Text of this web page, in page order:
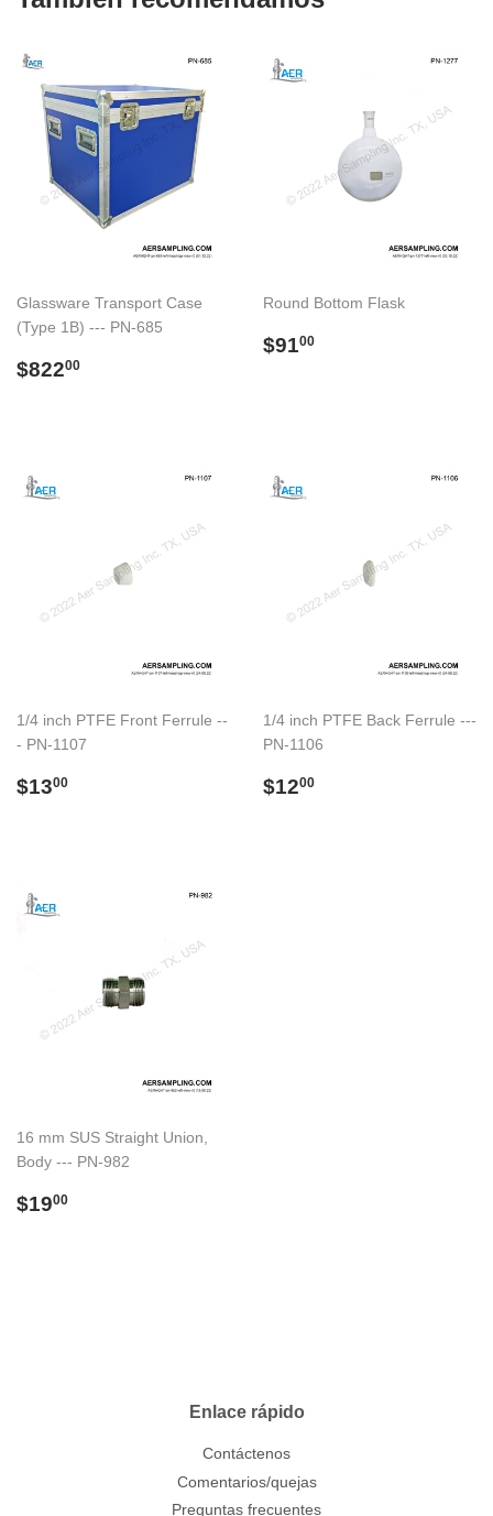
Glassware Transport Case
(Type 1B) --- PN-685
Precio
$82200
Round Bottom Flask
Precio
$9100
1/4 inch PTFE Front Ferrule --
- PN-1107
Precio
$1300
1/4 inch PTFE Back Ferrule ---
PN-1106
Precio
$1200
16 mm SUS Straight Union,
Body --- PN-982
Precio
$1900
Enlace rápido
Contáctenos
Comentarios/quejas
Preguntas frecuentes